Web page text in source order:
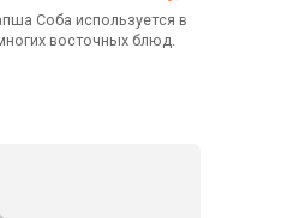
Соба используется в
восточных блюд.